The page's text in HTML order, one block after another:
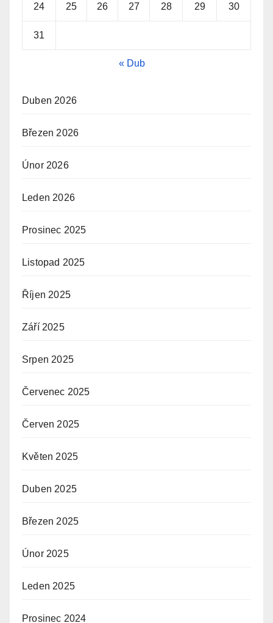
24 25 26 27 28 29 30
31
« Dub
Duben 2026
Březen 2026
Únor 2026
Leden 2026
Prosinec 2025
Listopad 2025
Říjen 2025
Září 2025
Srpen 2025
Červenec 2025
Červen 2025
Květen 2025
Duben 2025
Březen 2025
Únor 2025
Leden 2025
Prosinec 2024